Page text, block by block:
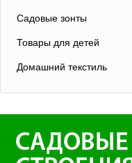
Садовые зонты
Товары для детей
Домашний текстиль